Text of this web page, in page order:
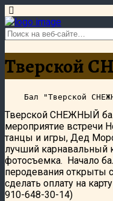
Тверской
Тверской СНЕЖНЫЙ
мероприятие встречи
танцы и игры, Дед
лучший карнавальный
фотосъемка. Начало
перодевания открыты
сделать оплату на
910-648-30-14)